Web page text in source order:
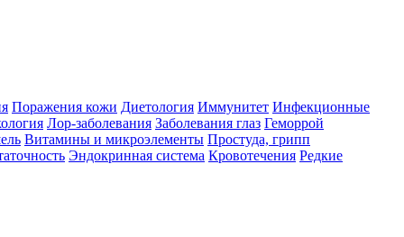
Поражения кожи Диетология Иммунитет Инфекционные
Лор-заболевания Заболевания глаз Геморрой
Витамины и микроэлементы Простуда, грипп
Эндокринная система Кровотечения Редкие